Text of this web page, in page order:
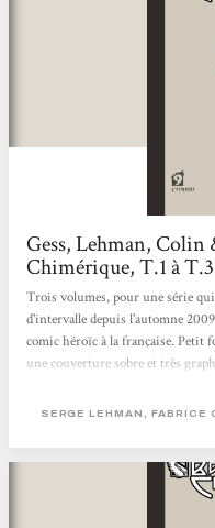
Gess, Lehman, Colin
Chimérique, T.1 à
Trois volumes, pour une série
d'intervalle depuis l'automne
comic héroïc à la française. Petit
une couverture sobre et très
dense ! Aux commandes du
lehman qu'il n'existe plus de
SERGE LEHMAN, FABRICE